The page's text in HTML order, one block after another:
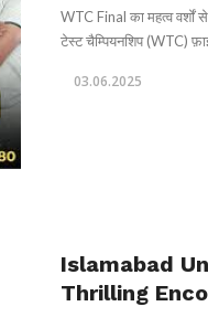
WTC Final का महत्व
टेस्ट चैम्पियनशिप (WTC)
03.06.2025
Islamabad
Thrilling